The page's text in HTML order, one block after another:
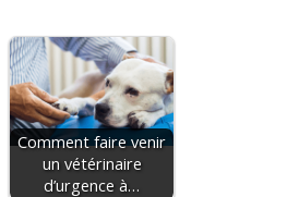
Comment faire venir
un vétérinaire
d’urgence à…